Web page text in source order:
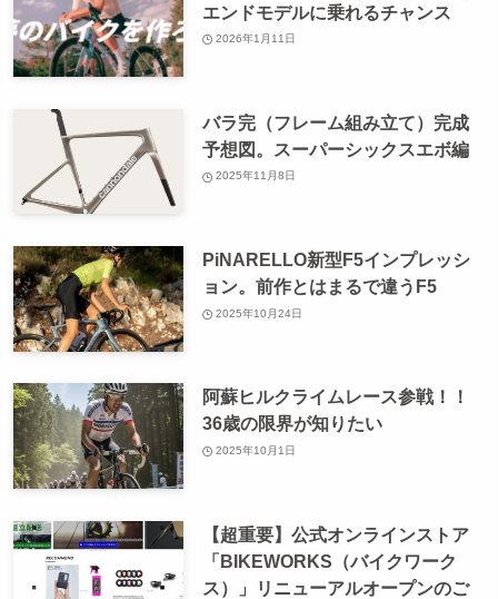
エンドモデルに乗れるチャンス
2026年1月11日
バラ完（フレーム組み立て）完成
予想図。スーパーシックスエボ編
2025年11月8日
PiNARELLO新型F5インプレッシ
ョン。前作とはまるで違うF5
2025年10月24日
阿蘇ヒルクライムレース参戦！！
36歳の限界が知りたい
2025年10月1日
【超重要】公式オンラインストア
「BIKEWORKS（バイクワーク
ス）」リニューアルオープンのご